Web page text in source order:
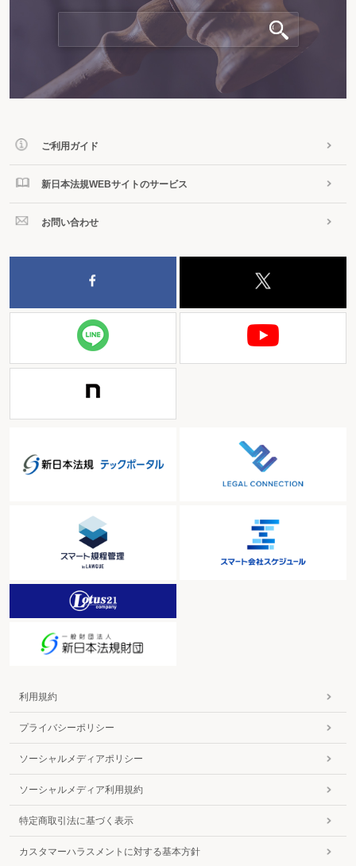
ご利用ガイド
新日本法規WEBサイトのサービス
お問い合わせ
利用規約
プライバシーポリシー
ソーシャルメディアポリシー
ソーシャルメディア利用規約
特定商取引法に基づく表示
カスタマーハラスメントに対する基本方針